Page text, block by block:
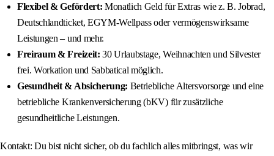
Flexibel & Gefördert: Monatlich Geld für Extras wie z. B. Jobrad,
Deutschlandticket, EGYM-Wellpass oder vermögenswirksame
Leistungen – und mehr.
Freiraum & Freizeit: 30 Urlaubstage, Weihnachten und Silvester
frei. Workation und Sabbatical möglich.
Gesundheit & Absicherung: Betriebliche Altersvorsorge und eine
betriebliche Krankenversicherung (bKV) für zusätzliche
gesundheitliche Leistungen.
Kontakt: Du bist nicht sicher, ob du fachlich alles mitbringst, was wir